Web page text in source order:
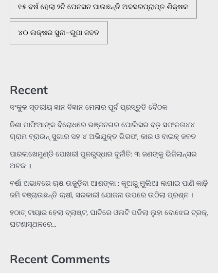
୧୫ ବର୍ଷ ହେଲା ୨ଟି ପେନସନ ପାଉଛନ୍ତି ଅବସରପ୍ରାପ୍ତ ଶିକ୍ଷକ
୪୦ ଲକ୍ଷର ସୁନା–ରୁପା ଜବତ
Recent
ସଂକୁଳ ସ୍ତରୀୟ ଜ୍ଞାନ ବିଜ୍ଞାନ ମେଳାର ପୂର୍ବ ପ୍ରସ୍ତୁତି ବୈଠକ
ନିଶା ମାଫିଆଙ୍କ ବିରୋଧରେ ଭଞ୍ଜନଗର ପୋଲିସର ବଡ଼ ସଫଳତା୪୪
ଗ୍ରାମ ବ୍ରାଉନ୍ ସୁଗାର ସହ ୪ ଅଭିଯୁକ୍ତ ଗିରଫ, କାର ଓ ବାଇକ୍ ଜବତ
ପାରଳାଖେମୁଣ୍ଡି ପୋଖରୀ ପୁନରୁଦ୍ଧାର ଦୁର୍ନୀତି: ୩ ଜଣଙ୍କୁ ଭିଜିଲାନ୍ସର
ଅଟକ ।
ବର୍ଷା ଅଭାବରେ ଚାଷ ଉଜୁଡ଼ିବା ଆଶଙ୍କା : କୂଅରୁ ମୁଲିଆ ଲଗାଇ ପାଣି କାଢ଼ି
ଜମି ବଞ୍ଚାଉଛନ୍ତି ଚାଷୀ, ସରକାରୀ ଯୋଜନା ଉପରେ ଉଠିଲା ପ୍ରଶ୍ନ ।
ହଠାତ୍‌ ଟାୟାର ହେଲା ବ୍ଲାଷ୍ଟ, ଘାଟିରେ ଓଲଟି ପଡିଲା ଲୁହା ବୋଝେଇ ଟ୍ରକ୍‌,
ଘଟଣାସ୍ଥଳରେ…
Recent Comments